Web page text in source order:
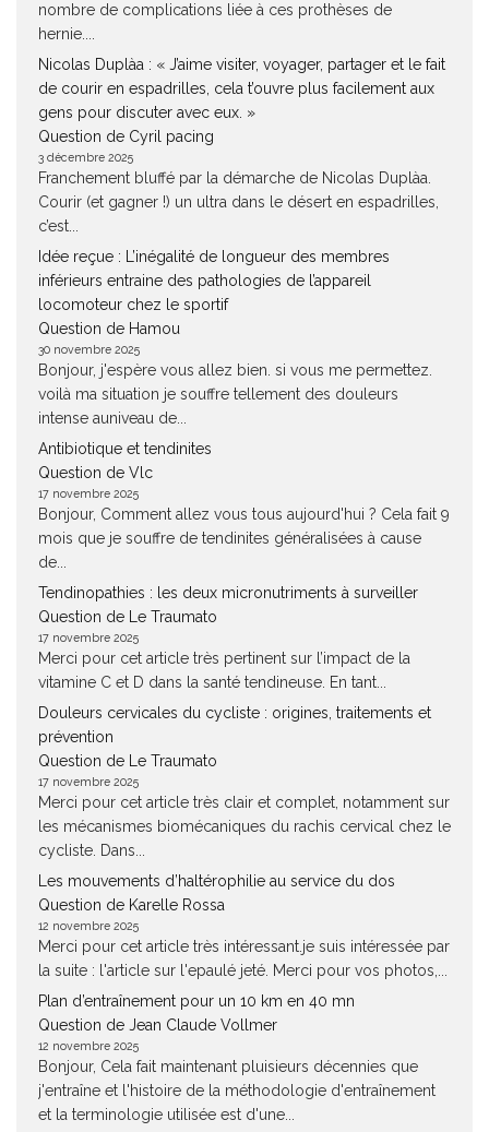
nombre de complications liée à ces prothèses de
hernie....
Nicolas Duplàa : « J’aime visiter, voyager, partager et le fait
de courir en espadrilles, cela t’ouvre plus facilement aux
gens pour discuter avec eux. »
Question de Cyril pacing
3 décembre 2025
Franchement bluffé par la démarche de Nicolas Duplàa.
Courir (et gagner !) un ultra dans le désert en espadrilles,
c’est...
Idée reçue : L’inégalité de longueur des membres
inférieurs entraine des pathologies de l’appareil
locomoteur chez le sportif
Question de Hamou
30 novembre 2025
Bonjour, j'espère vous allez bien. si vous me permettez.
voilà ma situation je souffre tellement des douleurs
intense auniveau de...
Antibiotique et tendinites
Question de Vlc
17 novembre 2025
Bonjour, Comment allez vous tous aujourd'hui ? Cela fait 9
mois que je souffre de tendinites généralisées à cause
de...
Tendinopathies : les deux micronutriments à surveiller
Question de Le Traumato
17 novembre 2025
Merci pour cet article très pertinent sur l’impact de la
vitamine C et D dans la santé tendineuse. En tant...
Douleurs cervicales du cycliste : origines, traitements et
prévention
Question de Le Traumato
17 novembre 2025
Merci pour cet article très clair et complet, notamment sur
les mécanismes biomécaniques du rachis cervical chez le
cycliste. Dans...
Les mouvements d’haltérophilie au service du dos
Question de Karelle Rossa
12 novembre 2025
Merci pour cet article très intéressant.je suis intéressée par
la suite : l'article sur l'epaulé jeté. Merci pour vos photos,...
Plan d’entraînement pour un 10 km en 40 mn
Question de Jean Claude Vollmer
12 novembre 2025
Bonjour, Cela fait maintenant pluisieurs décennies que
j'entraîne et l'histoire de la méthodologie d'entraînement
et la terminologie utilisée est d'une...